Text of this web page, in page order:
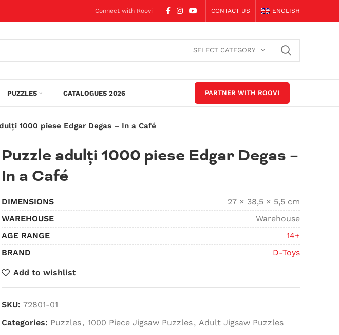
Connect with Roovi CONTACT US ENGLISH
SELECT CATEGORY
PUZZLES CATALOGUES 2026 PARTNER WITH ROOVI
1000 piese Edgar Degas – In a Café
Puzzle adulți 1000 piese Edgar Degas –
In a Café
DIMENSIONS
27 × 38,5 × 5,5 cm
WAREHOUSE
Warehouse
AGE RANGE
14+
BRAND
D-Toys
Add to wishlist
SKU: 72801-01
Categories: Puzzles, 1000 Piece Jigsaw Puzzles, Adult Jigsaw Puzzles